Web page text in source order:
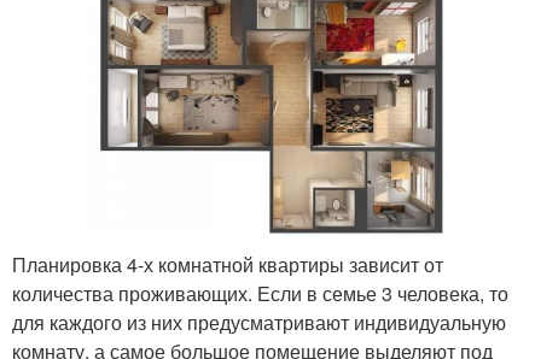
Планировка 4-х комнатной квартиры зависит от
количества проживающих. Если в семье 3 человека, то
для каждого из них предусматривают индивидуальную
комнату, а самое большое помещение выделяют под